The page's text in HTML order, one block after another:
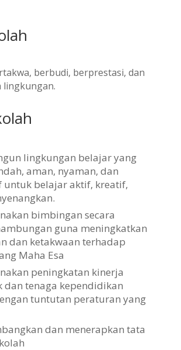
berbudi, berprestasi, dan
lingkungan.
lingkungan belajar yang
aman, nyaman, dan
untuk belajar aktif, kreatif,
bimbingan secara
guna meningkatkan
dan ketakwaan terhadap
Maha Esa
peningkatan kinerja
dan tenaga kependidikan
tuntutan peraturan yang
dan menerapkan tata